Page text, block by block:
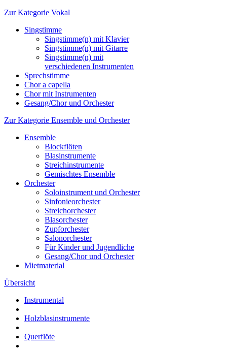
Zur Kategorie Vokal
Singstimme
Singstimme(n) mit Klavier
Singstimme(n) mit Gitarre
Singstimme(n) mit
verschiedenen Instrumenten
Sprechstimme
Chor a capella
Chor mit Instrumenten
Gesang/Chor und Orchester
Zur Kategorie Ensemble und Orchester
Ensemble
Blockflöten
Blasinstrumente
Streichinstrumente
Gemischtes Ensemble
Orchester
Soloinstrument und Orchester
Sinfonieorchester
Streichorchester
Blasorchester
Zupforchester
Salonorchester
Für Kinder und Jugendliche
Gesang/Chor und Orchester
Mietmaterial
Übersicht
Instrumental
Holzblasinstrumente
Querflöte